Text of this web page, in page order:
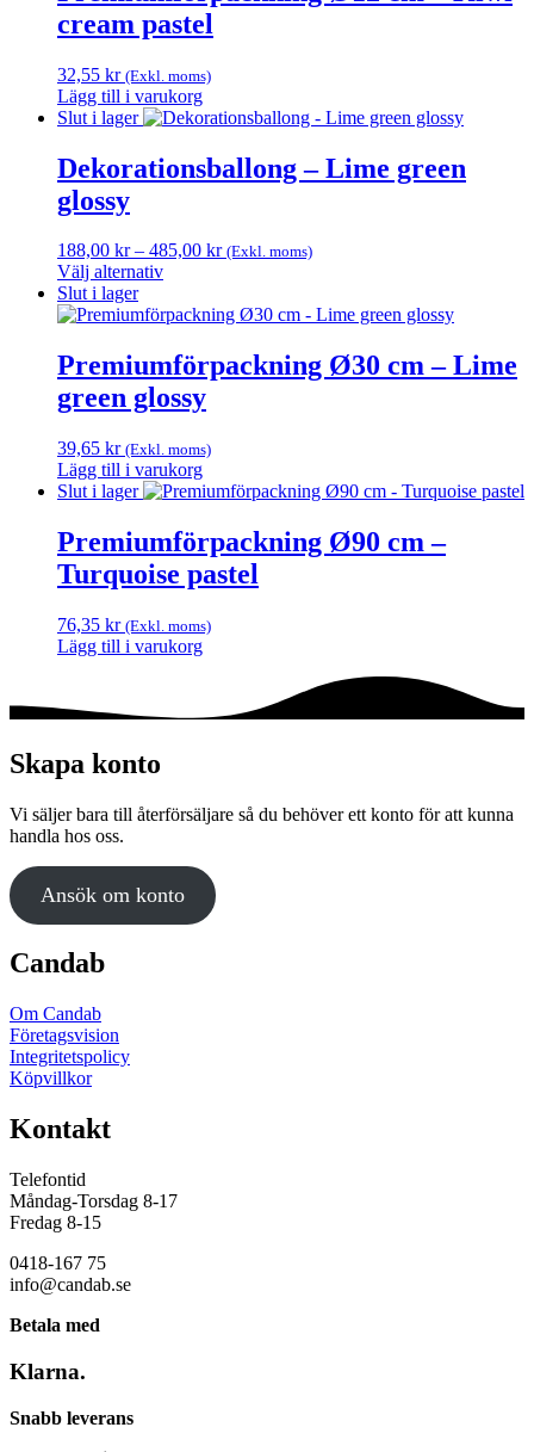
cream pastel
32,55 kr (Exkl. moms)
Lägg till i varukorg
Slut i lager
Dekorationsballong – Lime green
glossy
188,00 kr – 485,00 krPrisintervall:
485,00 kr
(Exkl. moms)
Välj alternativ
Den
här
har
flera
varianter.
olika
alternativen
kan
väljas
på
produktsidan
Slut i lager
Premiumförpackning Ø30 cm – Lime
green glossy
39,65 kr (Exkl. moms)
Lägg till i varukorg
Slut i lager
Premiumförpackning Ø90 cm –
Turquoise pastel
76,35 kr (Exkl. moms)
Lägg till i varukorg
Skapa konto
Vi säljer bara till återförsäljare så du behöver ett konto för att kunna
handla hos oss.
Ansök om konto
Candab
Om Candab
Företagsvision
Integritetspolicy
Köpvillkor
Kontakt
Telefontid
Måndag-Torsdag 8-17
Fredag 8-15
0418-167 75
info@candab.se
Betala med
Klarna.
Snabb leverans